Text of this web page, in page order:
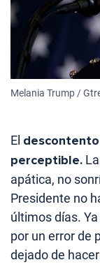
Melania Trump /
El
perceptible.
apática, no
Presidente no
últimos días.
por un error de
dejado de